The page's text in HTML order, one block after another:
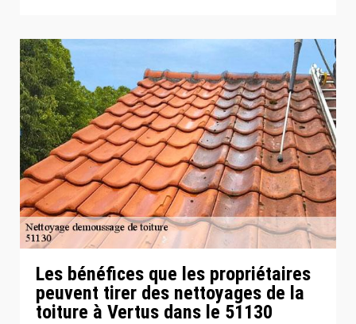
Les bénéfices que les propriétaires
peuvent tirer des nettoyages de la
toiture à Vertus dans le 51130